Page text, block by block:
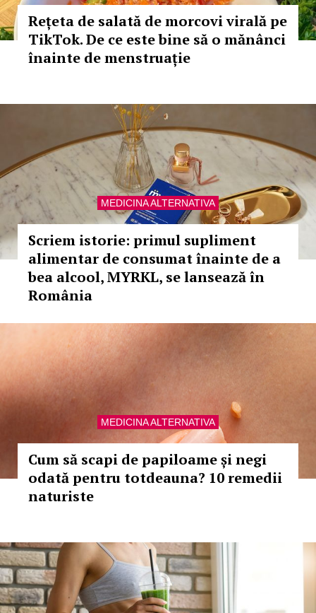
Rețeta de salată de morcovi virală pe
TikTok. De ce este bine să o mănânci
înainte de menstruație
MEDICINA ALTERNATIVA
Scriem istorie: primul supliment
alimentar de consumat înainte de a
bea alcool, MYRKL, se lansează în
România
MEDICINA ALTERNATIVA
Cum să scapi de papiloame și negi
odată pentru totdeauna? 10 remedii
naturiste